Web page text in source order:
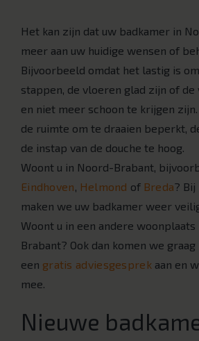
Het kan zijn dat uw badkamer in
meer aan uw huidige wensen of
Bijvoorbeeld omdat het lastig is
stappen, de vloeren glad zijn of de
en niet meer schoon te krijgen
de ruimte om te draaien beperkt,
de instap van de douche te hoog.
Woont u in Noord-Brabant,
Eindhoven, Helmond of Breda? Bij
maken we uw badkamer weer
Woont u in een andere
Brabant? Ook dan komen we
een gratis adviesgesprek aan en
mee.
Nieuwe